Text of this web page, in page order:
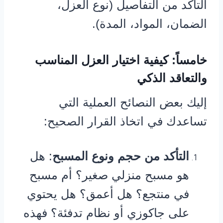
التأكد من التفاصيل (نوع العزل،
الضمان، المواد، المدة).
خامساً: كيفية اختيار العزل المناسب
والتعاقد الذكي
إليك بعض النصائح العملية التي
تساعدك في اتخاذ القرار الصحيح:
التأكد من حجم ونوع المسبح: هل
هو مسبح منزلي صغير؟ أم مسبح
في منتجع؟ هل أعمق؟ هل يحتوي
على جاكوزي أو نظام تدفئة؟ فهذه